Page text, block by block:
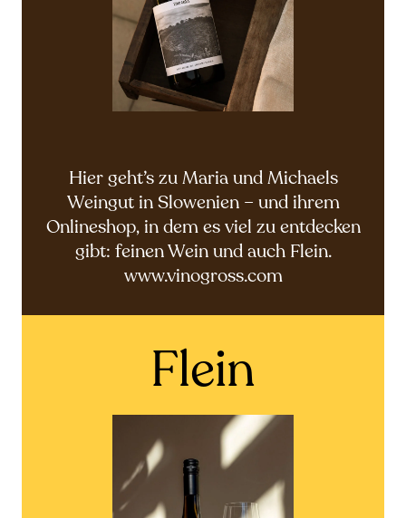
Hier geht’s zu Maria und Michaels
Weingut in Slowenien – und ihrem
Onlineshop, in dem es viel zu entdecken
gibt: feinen Wein und auch Flein.
www.vinogross.com
Flein